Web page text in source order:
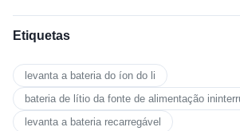
Etiquetas
levanta a bateria do íon do li
bateria de lítio da fonte de alimentação
levanta a bateria recarregável